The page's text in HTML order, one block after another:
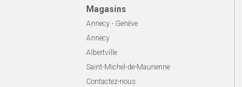
Magasins
Annecy - Genève
Annecy
Albertville
Saint-Michel-de-Maurienne
Contactez-nous